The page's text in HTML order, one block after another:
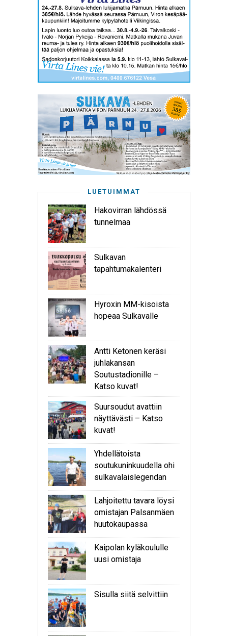
LUETUIMMAT
Hakovirran lähdössä
tunnelmaa
Sulkavan
tapahtumakalenteri
Hyroxin MM-kisoista
hopeaa Sulkavalle
Antti Ketonen keräsi
juhlakansan
Soutustadionille –
Katso kuvat!
Suursoudut avattiin
näyttävästi – Katso
kuvat!
Yhdellätoista
soutukuninkuudella ohi
sulkavalaislegendan
Lahjoitettu tavara löysi
omistajan Palsanmäen
huutokaupassa
Kaipolan kyläkoululle
uusi omistaja
Sisulla siitä selvittiin